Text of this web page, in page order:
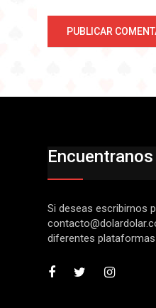
Encuentranos
Si deseas escribirnos
diferentes